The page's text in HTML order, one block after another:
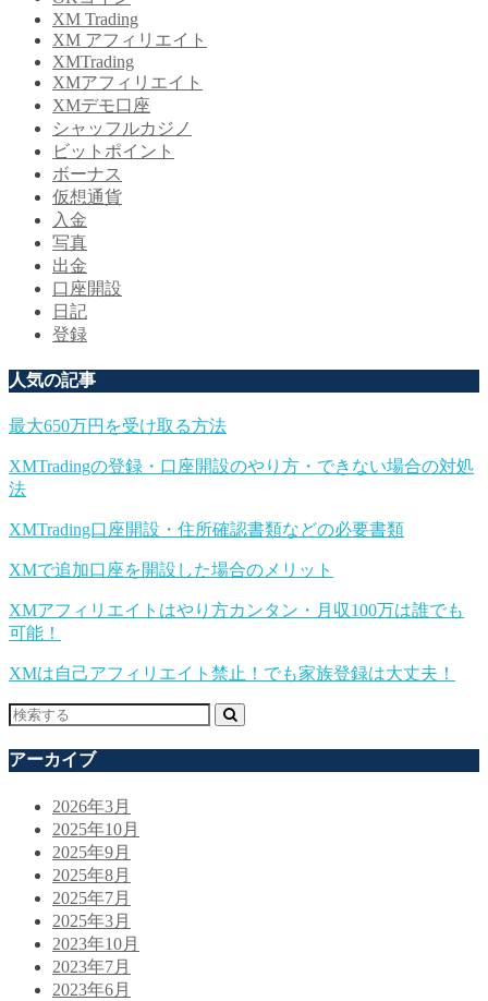
XM Trading
XM アフィリエイト
XMTrading
XMアフィリエイト
XMデモ口座
シャッフルカジノ
ビットポイント
ボーナス
仮想通貨
入金
写真
出金
口座開設
日記
登録
人気の記事
最大650万円を受け取る方法
XMTradingの登録・口座開設のやり方・できない場合の対処
法
XMTrading口座開設・住所確認書類などの必要書類
XMで追加口座を開設した場合のメリット
XMアフィリエイトはやり方カンタン・月収100万は誰でも
可能！
XMは自己アフィリエイト禁止！でも家族登録は大丈夫！
アーカイブ
2026年3月
2025年10月
2025年9月
2025年8月
2025年7月
2025年3月
2023年10月
2023年7月
2023年6月